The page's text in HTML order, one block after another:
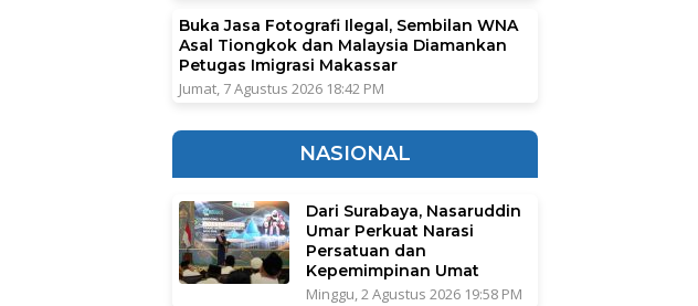
Buka Jasa Fotografi Ilegal, Sembilan WNA
Asal Tiongkok dan Malaysia Diamankan
Petugas Imigrasi Makassar
Jumat, 7 Agustus 2026 18:42 PM
NASIONAL
Dari Surabaya, Nasaruddin
Umar Perkuat Narasi
Persatuan dan
Kepemimpinan Umat
Minggu, 2 Agustus 2026 19:58 PM